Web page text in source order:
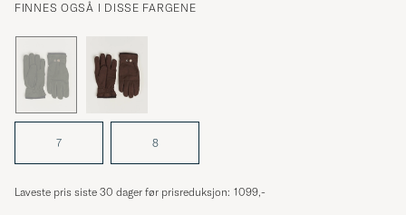
FINNES OGSÅ I DISSE FARGENE
7 8
Laveste pris siste 30 dager før prisreduksjon: 1099,-